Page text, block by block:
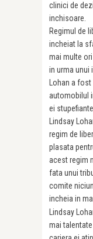
clinici de
inchisoare.
Regimul de
incheiat la
mai multe
in urma unui
Lohan a
automobilul
ei
Lindsay
regim de
plasata
acest regim
fata unui
comite
incheia in
Lindsay
mai